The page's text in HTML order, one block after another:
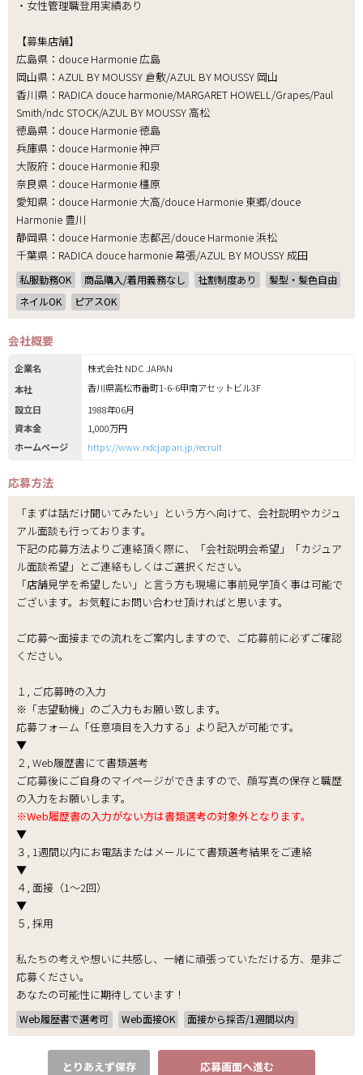
・女性管理職登用実績あり
【募集店舗】
広島県：douce Harmonie 広島
岡山県：AZUL BY MOUSSY 倉敷/AZUL BY MOUSSY 岡山
香川県：RADICA douce harmonie/MARGARET HOWELL/Grapes/Paul
Smith/ndc STOCK/AZUL BY MOUSSY 高松
徳島県：douce Harmonie 徳島
兵庫県：douce Harmonie 神戸
大阪府：douce Harmonie 和泉
奈良県：douce Harmonie 橿原
愛知県：douce Harmonie 大高/douce Harmonie 東郷/douce
Harmonie 豊川
静岡県：douce Harmonie 志都呂/douce Harmonie 浜松
千葉県：RADICA douce harmonie 幕張/AZUL BY MOUSSY 成田
私服勤務OK 商品購入/着用義務なし 社割制度あり
髪型・髪色自由
ネイルOK
ピアスOK
会社概要
企業名
株式会社 NDC JAPAN
本社
香川県高松市番町1-6-6甲南アセットビル3F
設立日
1988年06月
資本金
1,000万円
ホームページ
https://www.ndcjapan.jp/recruit
応募方法
「まずは話だけ聞いてみたい」という方へ向けて、会社説明やカジュ
アル面談も行っております。
下記の応募方法よりご連絡頂く際に、「会社説明会希望」「カジュア
ル面談希望」とご連絡もしくはご選択ください。
「店舗見学を希望したい」と言う方も現場に事前見学頂く事は可能で
ございます。お気軽にお問い合わせ頂ければと思います。
ご応募～面接までの流れをご案内しますので、ご応募前に必ずご確認
ください。
１, ご応募時の入力
※「志望動機」のご入力もお願い致します。
応募フォーム「任意項目を入力する」より記入が可能です。
▼
２, Web履歴書にて書類選考
ご応募後にご自身のマイページができますので、顔写真の保存と職歴
の入力をお願いします。
※Web履歴書の入力がない方は書類選考の対象外となります。
▼
３, 1週間以内にお電話またはメールにて書類選考結果をご連絡
▼
４, 面接（1～2回）
▼
５, 採用
私たちの考えや想いに共感し、一緒に頑張っていただける方、是非ご
応募ください。
あなたの可能性に期待しています！
Web履歴書で選考可 Web面接OK 面接から採否/1週間以内
とりあえず保存 応募画面へ進む